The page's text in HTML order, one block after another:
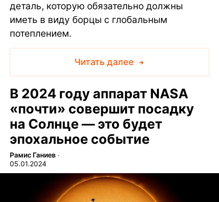
деталь, которую обязательно должны
иметь в виду борцы с глобальным
потеплением.
Читать далее
В 2024 году аппарат NASA
«почти» совершит посадку
на Солнце — это будет
эпохальное событие
Рамис Ганиев ∙
05.01.2024